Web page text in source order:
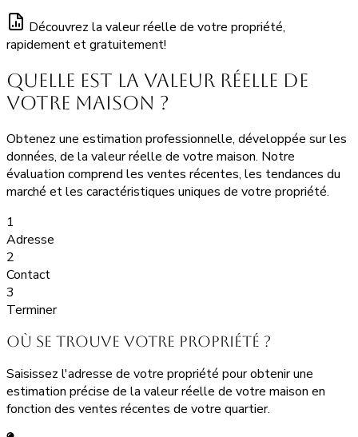
Découvrez la valeur réelle de votre propriété,
rapidement et gratuitement!
Quelle est la valeur réelle de
votre maison ?
Obtenez une estimation professionnelle, développée sur les
données, de la valeur réelle de votre maison. Notre
évaluation comprend les ventes récentes, les tendances du
marché et les caractéristiques uniques de votre propriété.
1
Adresse
2
Contact
3
Terminer
Où se trouve votre propriété ?
Saisissez l'adresse de votre propriété pour obtenir une
estimation précise de la valeur réelle de votre maison en
fonction des ventes récentes de votre quartier.